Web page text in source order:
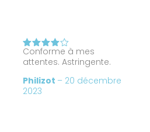
Note4
sur 5
Philizot – 20 décembre
2023
Conforme à mes
attentes. Astringente.